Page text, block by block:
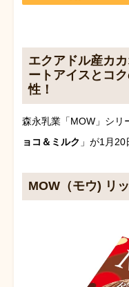
エクアドル産カ
ートアイスとコ
性！
森永乳業「MOW」シリ
ョコ＆ミルク 」が1月
MOW（モウ) リ